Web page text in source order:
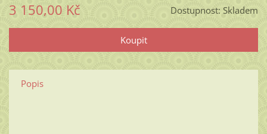
Dostupnost: Skladem
3 150,00 Kč
Popis